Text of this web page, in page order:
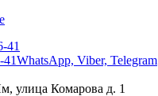
41
WhatsApp, Viber, Telegram
улица Комарова д. 1